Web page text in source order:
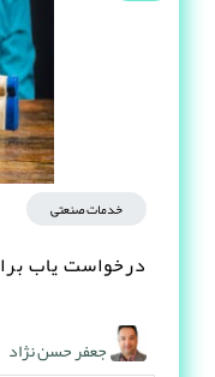
خدمات صنعتی
درخواست یاب
جعفر حسن نژاد